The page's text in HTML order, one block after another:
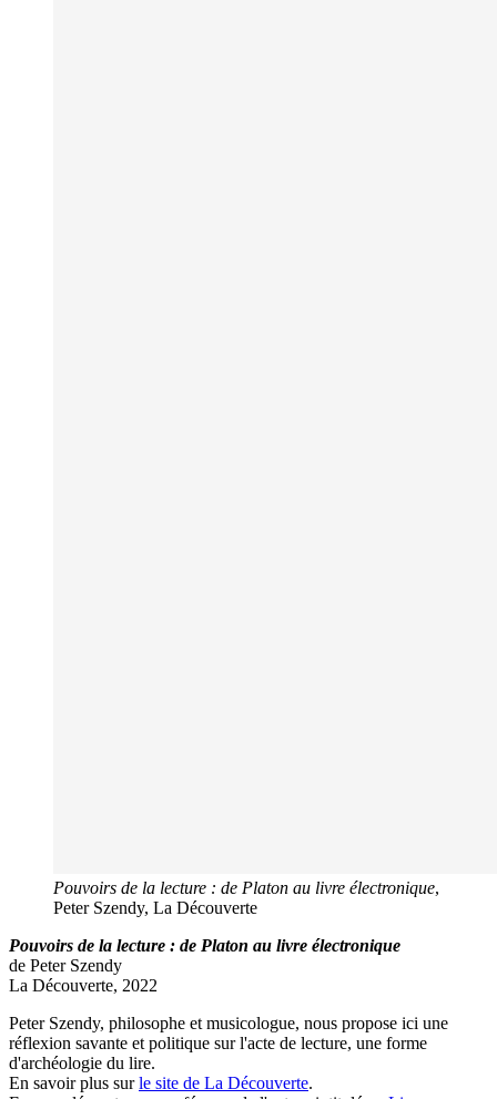
Pouvoirs de la lecture : de Platon au livre électronique,
Peter Szendy, La Découverte
Pouvoirs de la lecture : de Platon au livre électronique
de Peter Szendy
La Découverte, 2022
Peter Szendy, philosophe et musicologue, nous propose ici une
réflexion savante et politique sur l'acte de lecture, une forme
d'archéologie du lire.
En savoir plus surle site de La Découverte.